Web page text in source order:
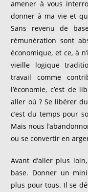
amener à vous
donner à ma vie et
Sans revenu de
rémunération sont
économique, et ce, à
vieille logique
travail comme
l’économie, c’est de
aller où ? Se libérer
c’est du temps pour
Mais nous
ou se convertir en
Avant d’aller plus
base. Donner un
plus pour tous. Il se